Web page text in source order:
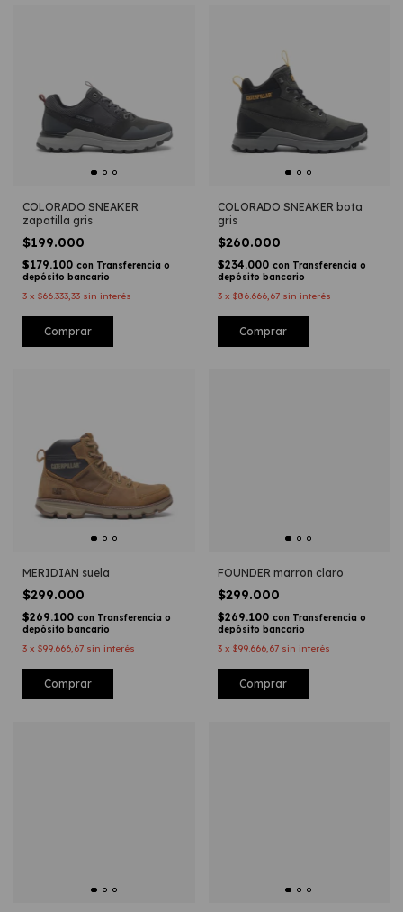
COLORADO SNEAKER
zapatilla gris
$199.000
$179.100 con Transferencia o
depósito bancario
3 x $66.333,33 sin interés
Comprar
COLORADO SNEAKER bota
gris
$260.000
$234.000 con Transferencia o
depósito bancario
3 x $86.666,67 sin interés
Comprar
MERIDIAN suela
$299.000
$269.100 con Transferencia o
depósito bancario
3 x $99.666,67 sin interés
Comprar
FOUNDER marron claro
$299.000
$269.100 con Transferencia o
depósito bancario
3 x $99.666,67 sin interés
Comprar